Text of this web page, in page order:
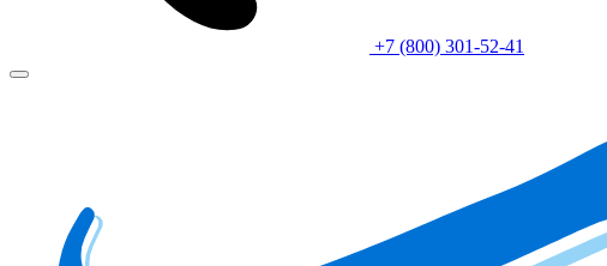
+7 (800) 301-52-41